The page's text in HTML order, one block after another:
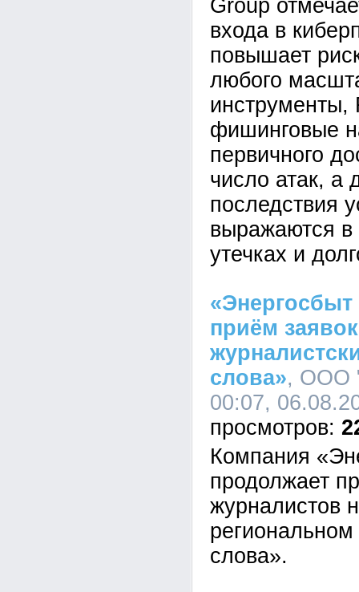
Group
входа в
повышает
любого
фишинговые
первичного
число атак, а
последствия
выражаются в
утечках и
приём
слова», ООО
00:07,
Компания
продолжает
журналистов
слова».